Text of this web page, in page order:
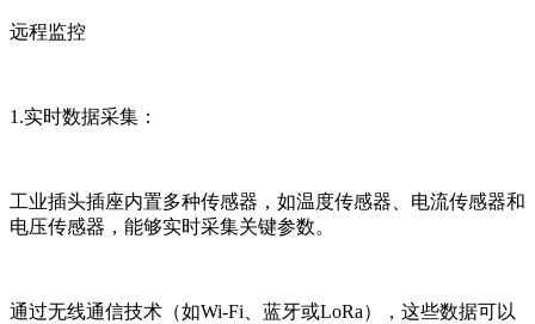
远程监控
1.实时数据采集：
工业插头插座内置多种传感器，如温度传感器、电流传感器和
电压传感器，能够实时采集关键参数。
通过无线通信技术（如Wi-Fi、蓝牙或LoRa），这些数据可以